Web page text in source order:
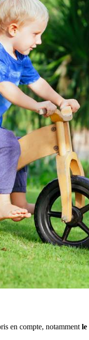
en compte, notammentle